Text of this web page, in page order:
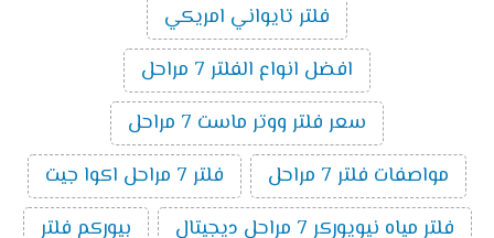
فلتر تايواني امريكي
افضل انواع الفلتر 7 مراحل
سعر فلتر ووتر ماست 7 مراحل
مواصفات فلتر 7 مراحل
فلتر 7 مراحل اكوا جيت
فلتر مياه نيويوركر 7 مراحل ديجيتال
بيوركم فلتر